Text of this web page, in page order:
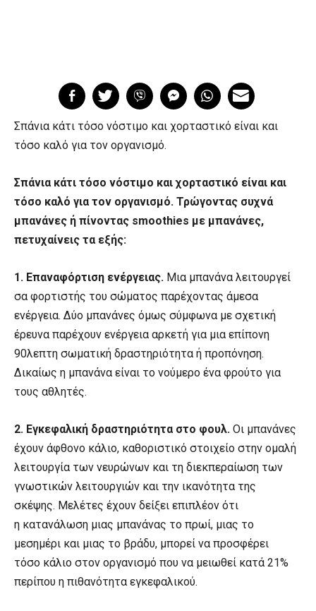
Σπάνια κάτι τόσο νόστιμο και χορταστικό είναι και
τόσο καλό για τον οργανισμό.
Σπάνια κάτι τόσο νόστιμο και χορταστικό είναι και
τόσο καλό για τον οργανισμό. Τρώγοντας συχνά
μπανάνες ή πίνοντας smoothies με μπανάνες,
πετυχαίνεις τα εξής:
1. Επαναφόρτιση ενέργειας. Μια μπανάνα λειτουργεί
σα φορτιστής του σώματος παρέχοντας άμεσα
ενέργεια. Δύο μπανάνες όμως σύμφωνα με σχετική
έρευνα παρέχουν ενέργεια αρκετή για μια επίπονη
90λεπτη σωματική δραστηριότητα ή προπόνηση.
Δικαίως η μπανάνα είναι το νούμερο ένα φρούτο για
τους αθλητές.
2. Εγκεφαλική δραστηριότητα στο φουλ. Οι μπανάνες
έχουν άφθονο κάλιο, καθοριστικό στοιχείο στην ομαλή
λειτουργία των νευρώνων και τη διεκπεραίωση των
γνωστικών λειτουργιών και την ικανότητα της
σκέψης. Μελέτες έχουν δείξει επιπλέον ότι
η κατανάλωση μιας μπανάνας το πρωί, μιας το
μεσημέρι και μιας το βράδυ, μπορεί να προσφέρει
τόσο κάλιο στον οργανισμό που να μειωθεί κατά 21%
περίπου η πιθανότητα εγκεφαλικού.